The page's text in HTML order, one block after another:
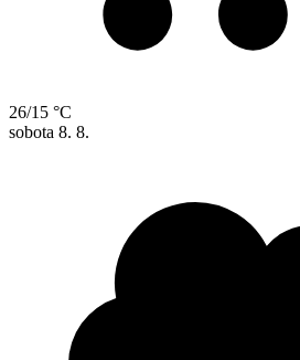
26/15 °C
sobota 8. 8.